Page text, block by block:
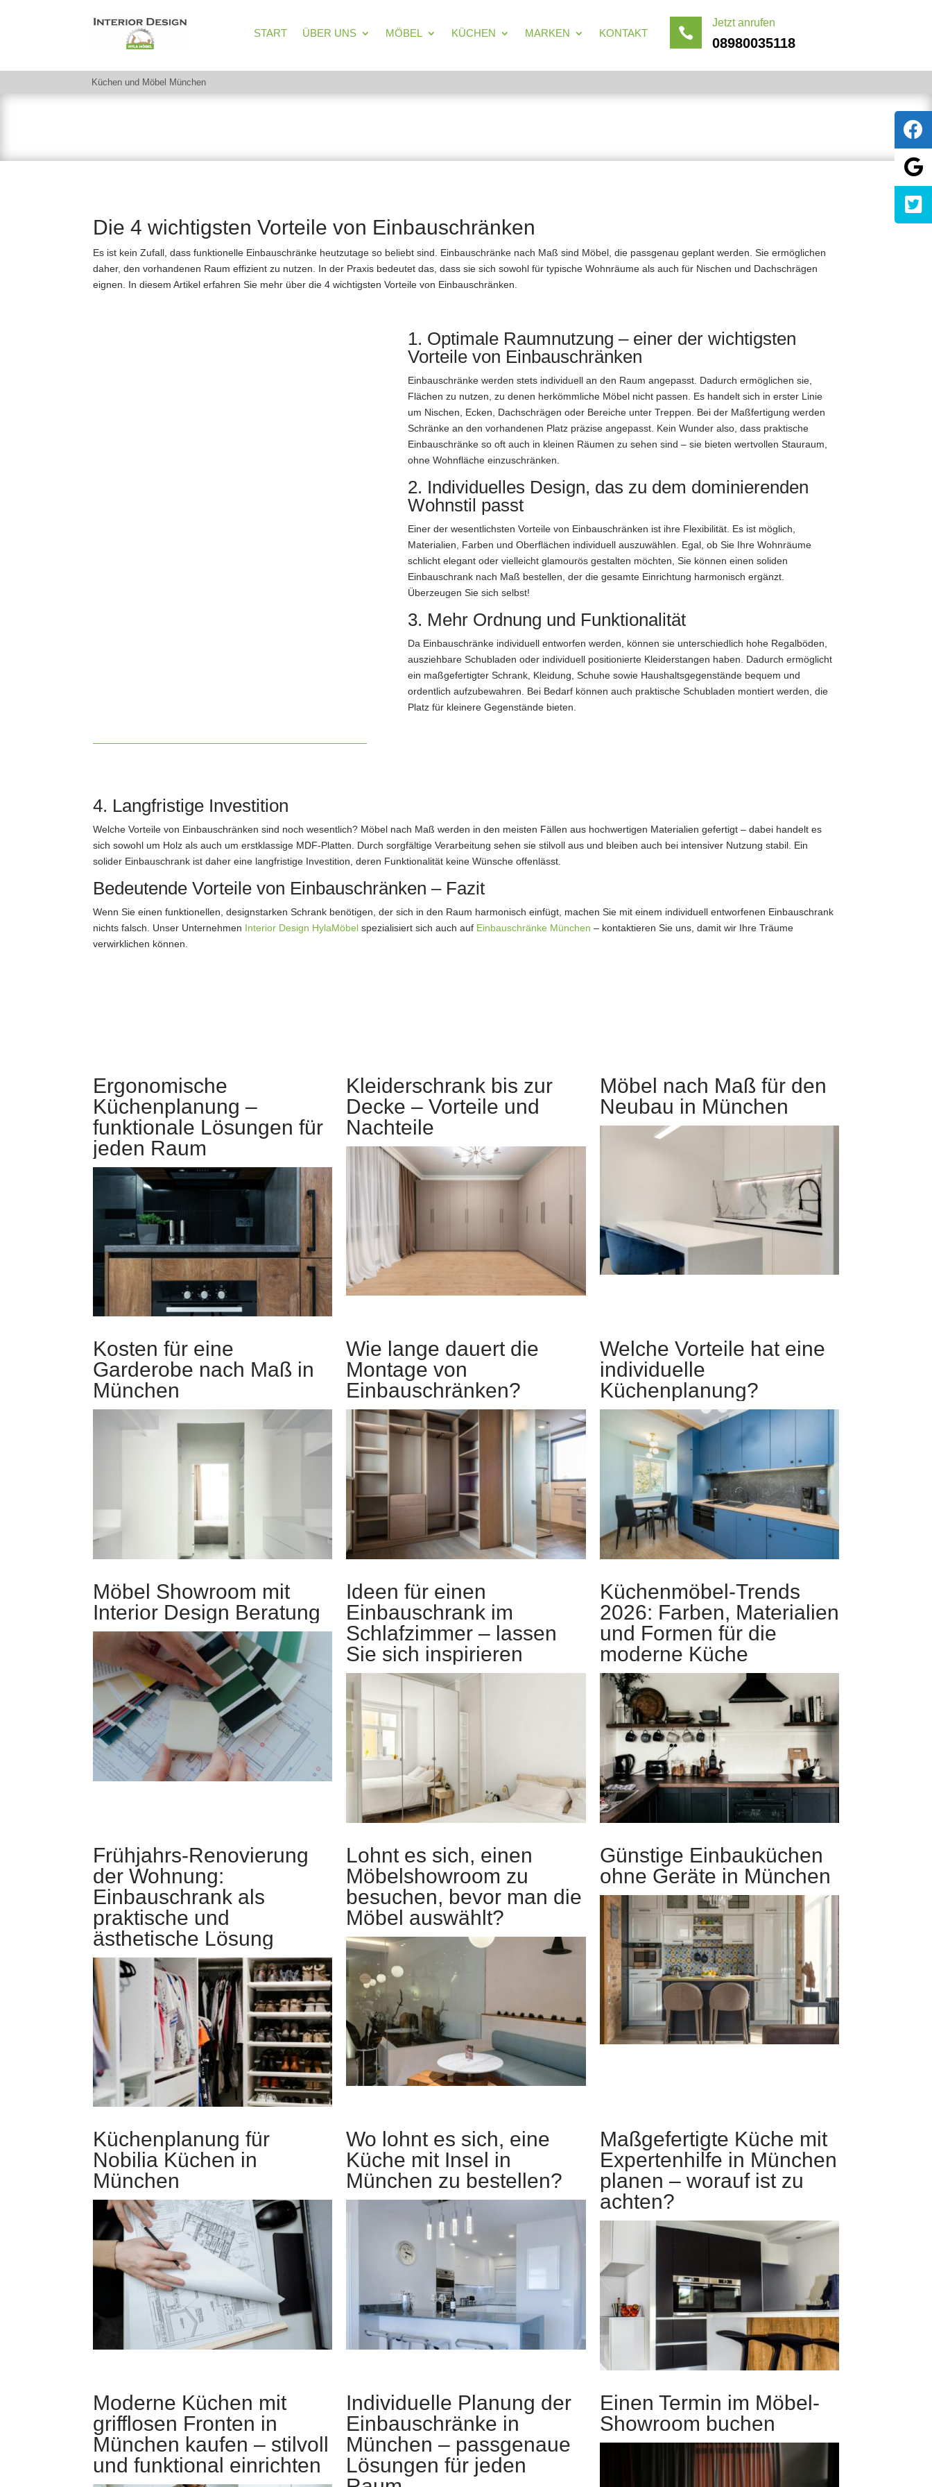
START ÜBER UNS MÖBEL KÜCHEN MARKEN KONTAKT 
Jetzt anrufen
08980035118
Küchen und Möbel München
Die 4 wichtigsten Vorteile von Einbauschränken
Es ist kein Zufall, dass funktionelle Einbauschränke heutzutage so beliebt sind. Einbauschränke nach Maß sind Möbel, die passgenau geplant werden. Sie ermöglichen
daher, den vorhandenen Raum effizient zu nutzen. In der Praxis bedeutet das, dass sie sich sowohl für typische Wohnräume als auch für Nischen und Dachschrägen
eignen. In diesem Artikel erfahren Sie mehr über die 4 wichtigsten Vorteile von Einbauschränken.
1. Optimale Raumnutzung – einer der wichtigsten
Vorteile von Einbauschränken
Einbauschränke werden stets individuell an den Raum angepasst. Dadurch ermöglichen sie,
Flächen zu nutzen, zu denen herkömmliche Möbel nicht passen. Es handelt sich in erster Linie
um Nischen, Ecken, Dachschrägen oder Bereiche unter Treppen. Bei der Maßfertigung werden
Schränke an den vorhandenen Platz präzise angepasst. Kein Wunder also, dass praktische
Einbauschränke so oft auch in kleinen Räumen zu sehen sind – sie bieten wertvollen Stauraum,
ohne Wohnfläche einzuschränken.
2. Individuelles Design, das zu dem dominierenden
Wohnstil passt
Einer der wesentlichsten Vorteile von Einbauschränken ist ihre Flexibilität. Es ist möglich,
Materialien, Farben und Oberflächen individuell auszuwählen. Egal, ob Sie Ihre Wohnräume
schlicht elegant oder vielleicht glamourös gestalten möchten, Sie können einen soliden
Einbauschrank nach Maß bestellen, der die gesamte Einrichtung harmonisch ergänzt.
Überzeugen Sie sich selbst!
3. Mehr Ordnung und Funktionalität
Da Einbauschränke individuell entworfen werden, können sie unterschiedlich hohe Regalböden,
ausziehbare Schubladen oder individuell positionierte Kleiderstangen haben. Dadurch ermöglicht
ein maßgefertigter Schrank, Kleidung, Schuhe sowie Haushaltsgegenstände bequem und
ordentlich aufzubewahren. Bei Bedarf können auch praktische Schubladen montiert werden, die
Platz für kleinere Gegenstände bieten.
4. Langfristige Investition
Welche Vorteile von Einbauschränken sind noch wesentlich? Möbel nach Maß werden in den meisten Fällen aus hochwertigen Materialien gefertigt – dabei handelt es
sich sowohl um Holz als auch um erstklassige MDF-Platten. Durch sorgfältige Verarbeitung sehen sie stilvoll aus und bleiben auch bei intensiver Nutzung stabil. Ein
solider Einbauschrank ist daher eine langfristige Investition, deren Funktionalität keine Wünsche offenlässt.
Bedeutende Vorteile von Einbauschränken – Fazit
Wenn Sie einen funktionellen, designstarken Schrank benötigen, der sich in den Raum harmonisch einfügt, machen Sie mit einem individuell entworfenen Einbauschrank
nichts falsch. Unser Unternehmen Interior Design HylaMöbel spezialisiert sich auch auf Einbauschränke München – kontaktieren Sie uns, damit wir Ihre Träume
verwirklichen können.
Ergonomische
Küchenplanung –
funktionale Lösungen für
jeden Raum
Kleiderschrank bis zur
Decke – Vorteile und
Nachteile
Möbel nach Maß für den
Neubau in München
Kosten für eine
Garderobe nach Maß in
München
Wie lange dauert die
Montage von
Einbauschränken?
Welche Vorteile hat eine
individuelle
Küchenplanung?
Möbel Showroom mit
Interior Design Beratung
Ideen für einen
Einbauschrank im
Schlafzimmer – lassen
Sie sich inspirieren
Küchenmöbel-Trends
2026: Farben, Materialien
und Formen für die
moderne Küche
Frühjahrs-Renovierung
der Wohnung:
Einbauschrank als
praktische und
ästhetische Lösung
Lohnt es sich, einen
Möbelshowroom zu
besuchen, bevor man die
Möbel auswählt?
Günstige Einbauküchen
ohne Geräte in München
Küchenplanung für
Nobilia Küchen in
München
Wo lohnt es sich, eine
Küche mit Insel in
München zu bestellen?
Maßgefertigte Küche mit
Expertenhilfe in München
planen – worauf ist zu
achten?
Moderne Küchen mit
grifflosen Fronten in
München kaufen – stilvoll
und funktional einrichten
Individuelle Planung der
Einbauschränke in
München – passgenaue
Lösungen für jeden
Einen Termin im Möbel-
Showroom buchen